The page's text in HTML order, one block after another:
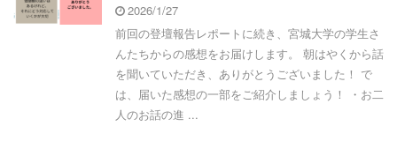
2026/1/27
前回の登壇報告レポートに続き、宮城大学の学生さ
んたちからの感想をお届けします。 朝はやくから話
を聞いていただき、ありがとうございました！ で
は、届いた感想の一部をご紹介しましょう！ ・お二
人のお話の進 ...